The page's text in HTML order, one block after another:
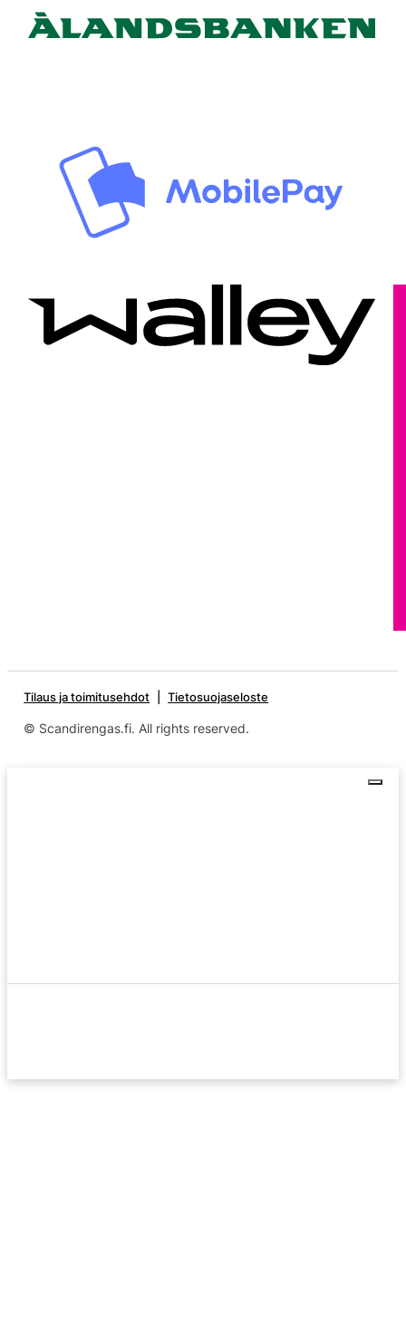
Tilaus ja toimitusehdot Tietosuojaseloste
© Scandirengas.fi. All rights reserved.